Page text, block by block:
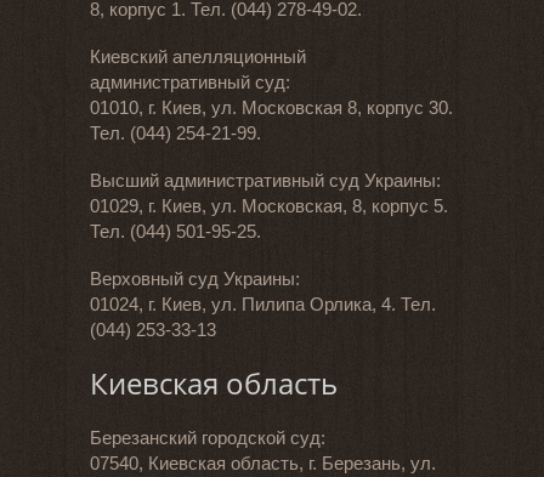
8, корпус 1. Тел. (044) 278-49-02.
Киевский апелляционный
административный суд:
01010, г. Киев, ул. Московская 8, корпус 30.
Тел. (044) 254-21-99.
Высший административный суд Украины:
01029, г. Киев, ул. Московская, 8, корпус 5.
Тел. (044) 501-95-25.
Верховный суд Украины:
01024, г. Киев, ул. Пилипа Орлика, 4. Тел.
(044) 253-33-13
Киевская область
Березанский городской суд:
07540, Киевская область, г. Березань, ул.